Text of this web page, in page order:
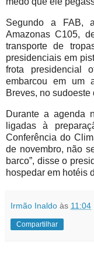
Segundo a FAB,
Amazonas C105,
transporte de
presidenciais em
frota presidencial
embarcou em um
Breves, no sudoeste
Durante a agenda
ligadas à
Conferência do
de novembro, não
barco”, disse o
hospedar em hotéis
Irmão Inaldo às 11:04
Compartilhar